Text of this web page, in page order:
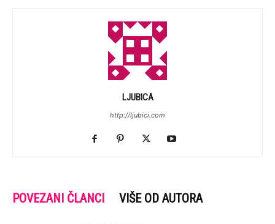
LJUBICA
http://ljubici.com
POVEZANI ČLANCI VIŠE OD AUTORA